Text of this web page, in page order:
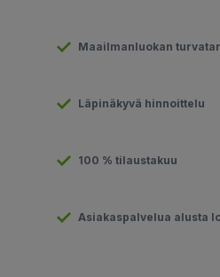
Maailmanluokan
Läpinäkyvä hinnoittelu
100 % tilaustakuu
Asiakaspalvelua alusta